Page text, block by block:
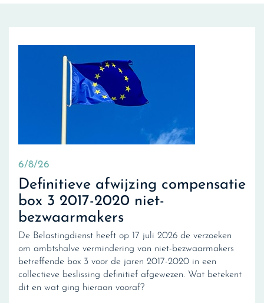
6/8/26
Definitieve afwijzing compensatie
box 3 2017-2020 niet-
bezwaarmakers
De Belastingdienst heeft op 17 juli 2026 de verzoeken
om ambtshalve vermindering van niet-bezwaarmakers
betreffende box 3 voor de jaren 2017-2020 in een
collectieve beslissing definitief afgewezen. Wat betekent
dit en wat ging hieraan vooraf?